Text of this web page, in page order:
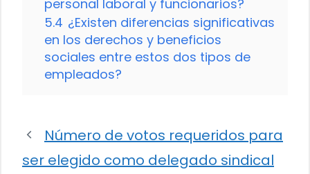
personal laboral y funcionarios?
5.4 ¿Existen diferencias significativas
en los derechos y beneficios
sociales entre estos dos tipos de
empleados?
Número de votos requeridos para
ser elegido como delegado sindical